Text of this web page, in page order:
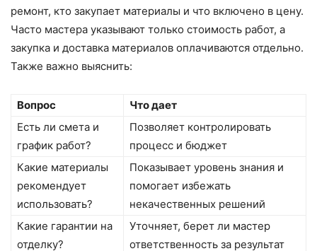
ремонт, кто закупает материалы и что включено в цену.
Часто мастера указывают только стоимость работ, а
закупка и доставка материалов оплачиваются отдельно.
Также важно выяснить:
Вопрос
Что дает
Есть ли смета и
график работ?
Позволяет контролировать
процесс и бюджет
Какие материалы
рекомендует
использовать?
Показывает уровень знания и
помогает избежать
некачественных решений
Какие гарантии на
отделку?
Уточняет, берет ли мастер
ответственность за результат